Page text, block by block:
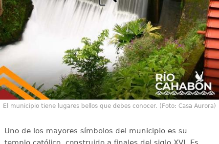
El municipio tiene lugares bellos que debes conocer. (Foto: Casa Aurora)
Uno de los mayores símbolos del municipio es su